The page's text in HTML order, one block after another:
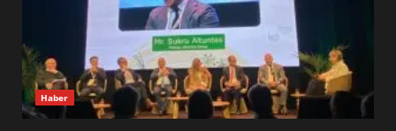
4
EDREMİT’İN GURURU TÜRKİYE
FİNALİNDE NE BAŞARDI?
Haber